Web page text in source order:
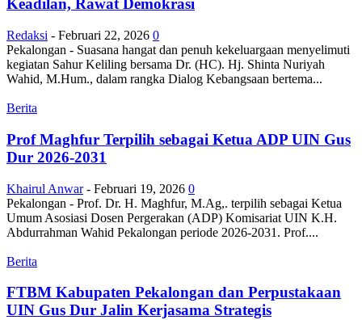
Keadilan, Rawat Demokrasi
Redaksi - Februari 22, 2026 0
Pekalongan - Suasana hangat dan penuh kekeluargaan menyelimuti
kegiatan Sahur Keliling bersama Dr. (HC). Hj. Shinta Nuriyah
Wahid, M.Hum., dalam rangka Dialog Kebangsaan bertema...
Berita
Prof Maghfur Terpilih sebagai Ketua ADP UIN Gus
Dur 2026-2031
Khairul Anwar - Februari 19, 2026 0
Pekalongan - Prof. Dr. H. Maghfur, M.Ag,. terpilih sebagai Ketua
Umum Asosiasi Dosen Pergerakan (ADP) Komisariat UIN K.H.
Abdurrahman Wahid Pekalongan periode 2026-2031. Prof....
Berita
FTBM Kabupaten Pekalongan dan Perpustakaan
UIN Gus Dur Jalin Kerjasama Strategis